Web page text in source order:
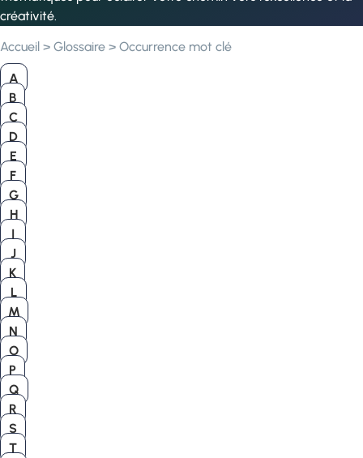
créativité.
Accueil > Glossaire > Occurrence mot clé
A
B
C
D
E
F
G
H
I
J
K
L
M
N
O
P
Q
R
S
T